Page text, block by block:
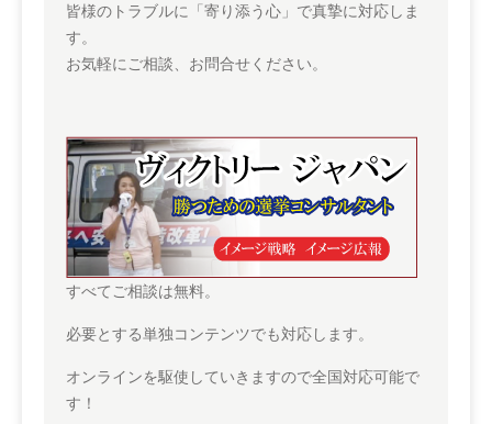
皆様のトラブルに「寄り添う心」で真摯に対応しま
す。
お気軽にご相談、お問合せください。
すべてご相談は無料。
必要とする単独コンテンツでも対応します。
オンラインを駆使していきますので全国対応可能で
す！